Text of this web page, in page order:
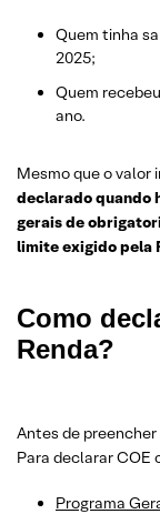
Quem tinha
2025;
Quem
ano.
Mesmo que o valor
declarado quando
gerais de
limite exigido pela
Como
Renda?
Antes de preencher
Para declarar COE
Programa